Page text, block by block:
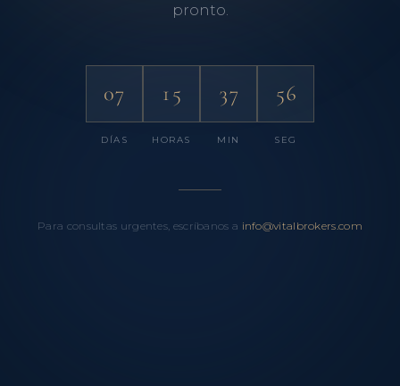
pronto.
07
DÍAS
15
HORAS
37
MIN
56
SEG
Para consultas urgentes, escríbanos a info@vitalbrokers.com